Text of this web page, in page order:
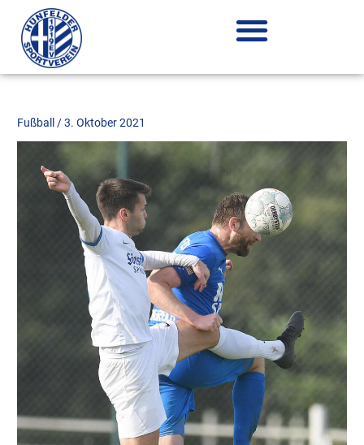
Inhalt
springen
Fußball /3. Oktober 2021